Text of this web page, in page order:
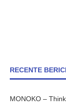
RECENTE
MONOKO –